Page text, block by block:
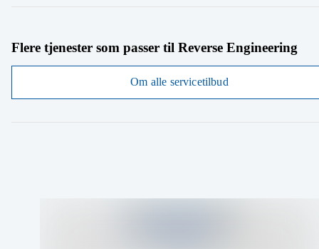
Flere tjenester som passer til Reverse Engineering
Om alle servicetilbud